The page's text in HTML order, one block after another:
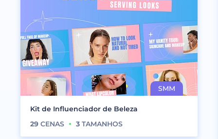
Kit de Influenciador de Beleza
29 CENAS 3 TAMANHOS